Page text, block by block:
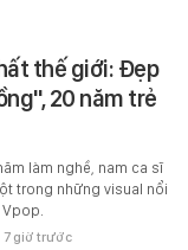
thế giới: Đẹp
20 năm trẻ
làm nghề, nam ca sĩ
trong những visual nổi
7 giờ trước